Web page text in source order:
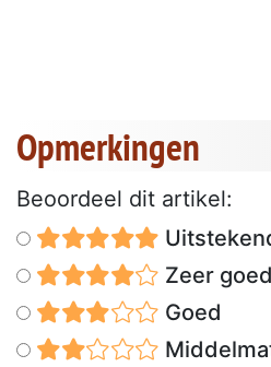
Opmerkingen
Beoordeel dit artikel:
Zeer goed
Goed